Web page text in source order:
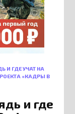
И ГДЕ УЧАТ НА
«КАДРЫ В
и где